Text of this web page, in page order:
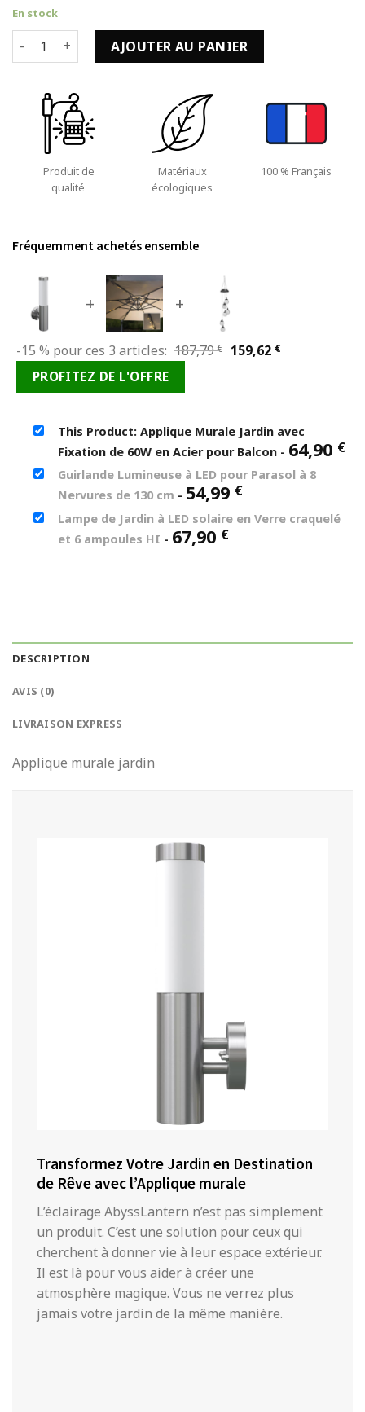
En stock
quantité de Applique Murale Jardin avec Fixation de 60W
AJOUTER AU PANIER
Produit de
qualité
Matériaux
écologiques
100 % Français
Fréquemment achetés ensemble
+ +
-15 % pour ces 3 articles: 187,79€
Le
187,79 €.
159,62 €Le
159,62 €.
PROFITEZ DE L'OFFRE
This Product: Applique Murale Jardin avec
Fixation de 60W en Acier pour Balcon - 64,90 €
Guirlande Lumineuse à LED pour Parasol à 8
Nervures de 130 cm - 54,99 €
Lampe de Jardin à LED solaire en Verre craquelé
et 6 ampoules HI - 67,90 €
DESCRIPTION
AVIS (0)
LIVRAISON EXPRESS
Applique murale jardin
Transformez Votre Jardin en Destination
de Rêve avec l’Applique murale
L’éclairage AbyssLantern n’est pas simplement
un produit. C’est une solution pour ceux qui
cherchent à donner vie à leur espace extérieur.
Il est là pour vous aider à créer une
atmosphère magique. Vous ne verrez plus
jamais votre jardin de la même manière.